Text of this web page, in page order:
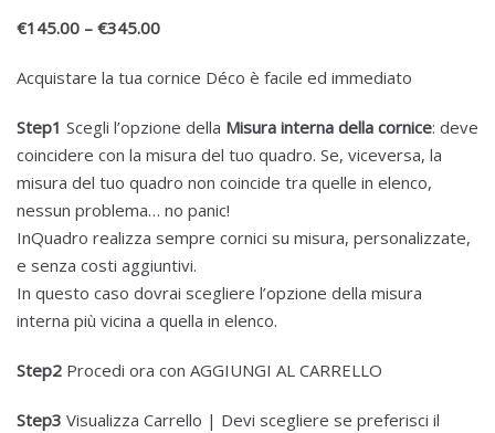
€145.00 – €345.00
Acquistare la tua cornice Déco è facile ed immediato
Step1 Scegli l’opzione della Misura interna della cornice: deve
coincidere con la misura del tuo quadro. Se, viceversa, la
misura del tuo quadro non coincide tra quelle in elenco,
nessun problema… no panic!
InQuadro realizza sempre cornici su misura, personalizzate,
e senza costi aggiuntivi.
In questo caso dovrai scegliere l’opzione della misura
interna più vicina a quella in elenco.
Step2 Procedi ora con AGGIUNGI AL CARRELLO
Step3 Visualizza Carrello | Devi scegliere se preferisci il